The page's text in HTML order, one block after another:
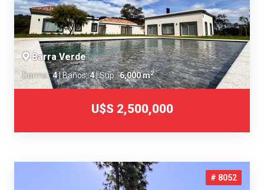
Barra Verde
Dorms.:4| Baños:4| Sup.:6,000 m2
U$S 2,500,000
# 8052